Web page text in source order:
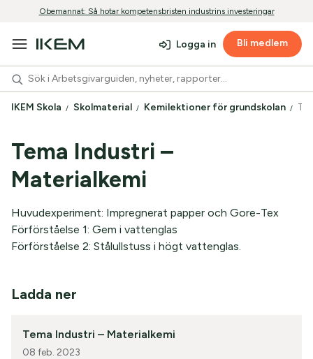
Obemannat: Så hotar kompetensbristen industrins investeringar
Logga in Bli medlem
IKEM Skola Skolmaterial Kemilektioner för grundskolan
Tema Industri –
Materialkemi
Huvudexperiment: Impregnerat papper och Gore-Tex
Förförståelse 1: Gem i vattenglas
Förförståelse 2: Stålullstuss i högt vattenglas.
Ladda ner
Tema Industri – Materialkemi
08 feb. 2023